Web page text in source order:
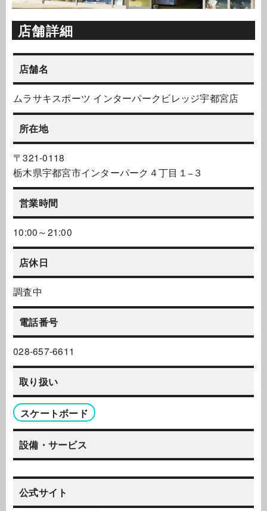
店舗詳細
店舗名
ムラサキスポーツ インターパークビレッジ宇都宮店
所在地
〒321-0118
栃木県宇都宮市インターパーク４丁目１−３
営業時間
10:00～21:00
店休日
調査中
電話番号
028-657-6611
取り扱い
スケートボード
設備・サービス
公式サイト